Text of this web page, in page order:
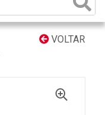
VOLTAR